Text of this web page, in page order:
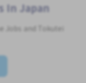
In Japan
Jobs and Tokutei